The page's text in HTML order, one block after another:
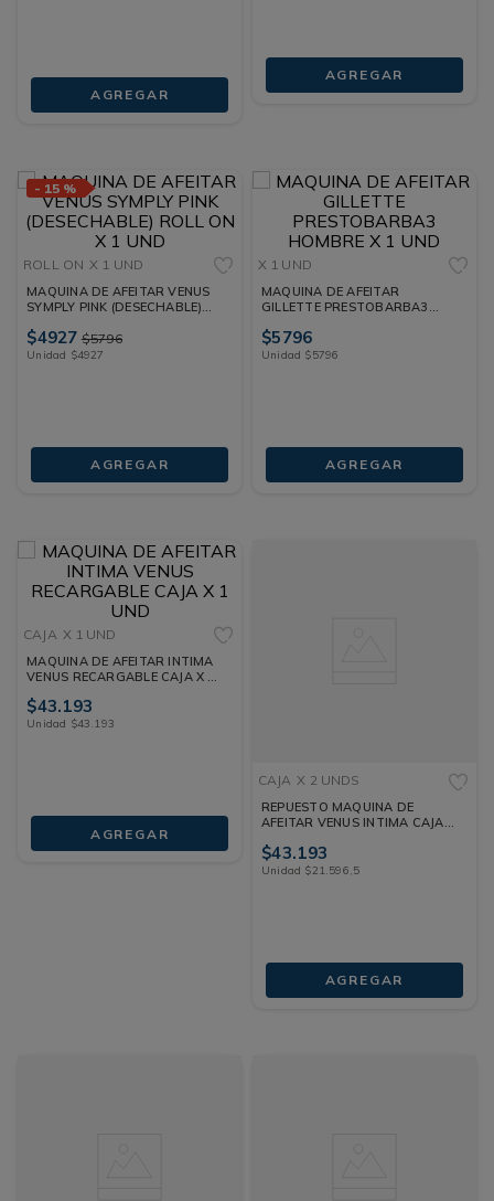
AGREGAR
AGREGAR
- 15 %
ROLL ON X 1 UND
MAQUINA DE AFEITAR VENUS
SYMPLY PINK (DESECHABLE)
$4927 $5796
Unidad $4927
AGREGAR
X 1 UND
MAQUINA DE AFEITAR
GILLETTE PRESTOBARBA3
$5796
Unidad $5796
AGREGAR
CAJA X 1 UND
MAQUINA DE AFEITAR INTIMA
VENUS RECARGABLE CAJA X 1
$43.193
Unidad $43.193
AGREGAR
CAJA X 2 UNDS
REPUESTO MAQUINA DE
AFEITAR VENUS INTIMA CAJA
$43.193
Unidad $21.596,5
AGREGAR